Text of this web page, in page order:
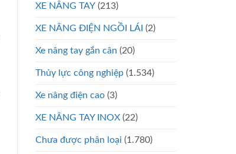
XE NÂNG TAY (213)
XE NÂNG ĐIỆN NGỒI LÁI (2)
Xe nâng tay gắn cân (20)
Thủy lực công nghiệp (1.534)
Xe nâng điện cao (3)
XE NÂNG TAY INOX (22)
Chưa được phân loại (1.780)